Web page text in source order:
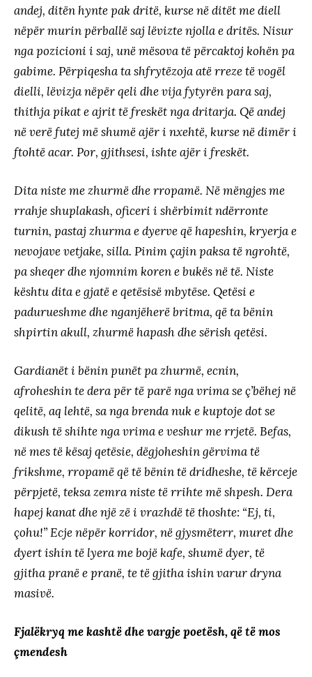
andej, ditën hynte pak dritë, kurse në ditët me diell
nëpër murin përballë saj lëvizte njolla e dritës. Nisur
nga pozicioni i saj, unë mësova të përcaktoj kohën pa
gabime. Përpiqesha ta shfrytëzoja atë rreze të vogël
dielli, lëvizja nëpër qeli dhe vija fytyrën para saj,
thithja pikat e ajrit të freskët nga dritarja. Që andej
në verë futej më shumë ajër i nxehtë, kurse në dimër i
ftohtë acar. Por, gjithsesi, ishte ajër i freskët.
Dita niste me zhurmë dhe rropamë. Në mëngjes me
rrahje shuplakash, oficeri i shërbimit ndërronte
turnin, pastaj zhurma e dyerve që hapeshin, kryerja e
nevojave vetjake, silla. Pinim çajin paksa të ngrohtë,
pa sheqer dhe njomnim koren e bukës në të. Niste
kështu dita e gjatë e qetësisë mbytëse. Qetësi e
padurueshme dhe nganjëherë britma, që ta bënin
shpirtin akull, zhurmë hapash dhe sërish qetësi.
Gardianët i bënin punët pa zhurmë, ecnin,
afroheshin te dera për të parë nga vrima se ç’bëhej në
qelitë, aq lehtë, sa nga brenda nuk e kuptoje dot se
dikush të shihte nga vrima e veshur me rrjetë. Befas,
në mes të kësaj qetësie, dëgjoheshin gërvima të
frikshme, rropamë që të bënin të dridheshe, të kërceje
përpjetë, teksa zemra niste të rrihte më shpesh. Dera
hapej kanat dhe një zë i vrazhdë të thoshte: “Ej, ti,
çohu!” Ecje nëpër korridor, në gjysmëterr, muret dhe
dyert ishin të lyera me bojë kafe, shumë dyer, të
gjitha pranë e pranë, te të gjitha ishin varur dryna
masivë.
Fjalëkryq me kashtë dhe vargje poetësh, që të mos
çmendesh